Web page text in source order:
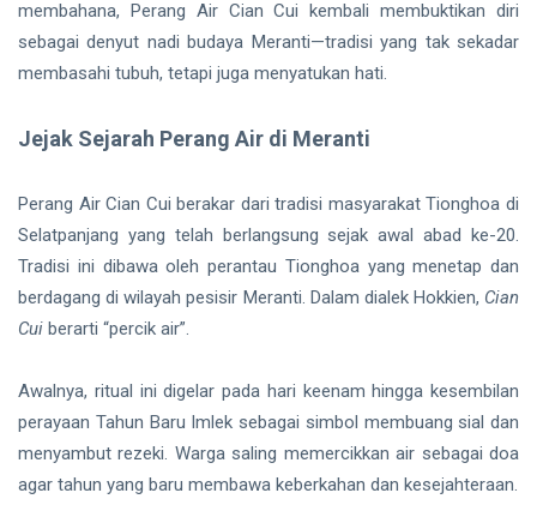
membahana, Perang Air Cian Cui kembali membuktikan diri
sebagai denyut nadi budaya Meranti—tradisi yang tak sekadar
membasahi tubuh, tetapi juga menyatukan hati.
Jejak Sejarah Perang Air di Meranti
Perang Air Cian Cui berakar dari tradisi masyarakat Tionghoa di
Selatpanjang yang telah berlangsung sejak awal abad ke-20.
Tradisi ini dibawa oleh perantau Tionghoa yang menetap dan
berdagang di wilayah pesisir Meranti. Dalam dialek Hokkien, Cian
Cui berarti “percik air”.
Awalnya, ritual ini digelar pada hari keenam hingga kesembilan
perayaan Tahun Baru Imlek sebagai simbol membuang sial dan
menyambut rezeki. Warga saling memercikkan air sebagai doa
agar tahun yang baru membawa keberkahan dan kesejahteraan.